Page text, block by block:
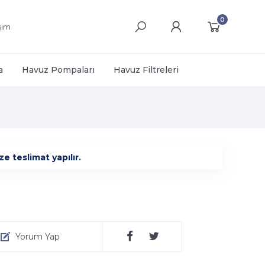
0
Havuz Pompaları Havuz Filtreleri
teslimat yapılır.
Yorum Yap